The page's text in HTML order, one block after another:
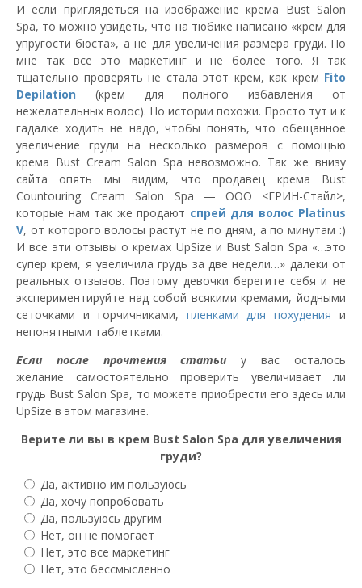
И если приглядеться на изображение крема Bust Salon
Spa, то можно увидеть, что на тюбике написано «крем для
упругости бюста», а не для увеличения размера груди. По
мне так все это маркетинг и не более того. Я так
тщательно проверять не стала этот крем, как крем Fito
Depilation (крем для полного избавления от
нежелательных волос). Но истории похожи. Просто тут и к
гадалке ходить не надо, чтобы понять, что обещанное
увеличение груди на несколько размеров с помощью
крема Bust Cream Salon Spa невозможно. Так же внизу
сайта опять мы видим, что продавец крема Bust
Countouring Cream Salon Spa — ООО <ГРИН-Стайл>,
которые нам так же продают спрей для волос Platinus
V, от которого волосы растут не по дням, а по минутам :)
И все эти отзывы о кремах UpSize и Bust Salon Spa «…это
супер крем, я увеличила грудь за две недели…» далеки от
реальных отзывов. Поэтому девочки берегите себя и не
экспериментируйте над собой всякими кремами, йодными
сеточками и горчичниками, пленками для похудения и
непонятными таблетками.
Если после прочтения статьи у вас осталось
желание самостоятельно проверить увеличивает ли
грудь Bust Salon Spa, то можете приобрести его здесь или
UpSize в этом магазине.
Верите ли вы в крем Bust Salon Spа для увеличения
груди?
Да, активно им пользуюсь
Да, хочу попробовать
Да, пользуюсь другим
Нет, он не помогает
Нет, это все маркетинг
Нет, это бессмысленно